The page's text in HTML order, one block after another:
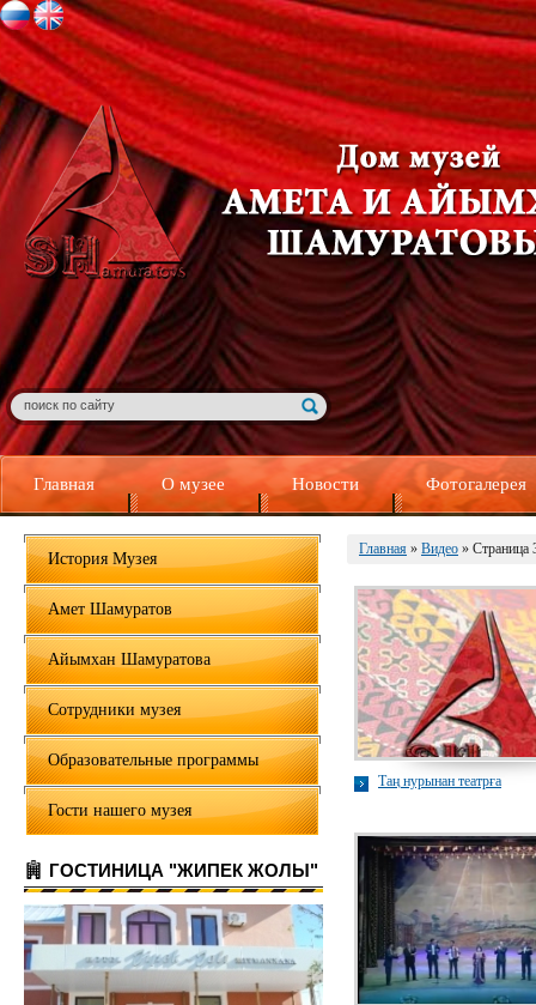
Главная О музее Новости Фотогалерея
История Музея
Амет Шамуратов
Айымхан Шамуратова
Сотрудники музея
Образовательные программы
Гости нашего музея
ГОСТИНИЦА "ЖИПЕК ЖОЛЫ"
Главная » Видео » Страница
Таң нурынан театрға